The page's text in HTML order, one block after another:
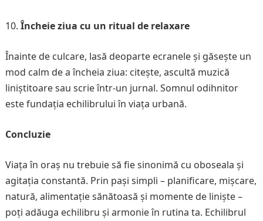
Încheie ziua cu un ritual de relaxare
Înainte de culcare, lasă deoparte ecranele și găsește un
mod calm de a încheia ziua: citește, ascultă muzică
liniștitoare sau scrie într-un jurnal. Somnul odihnitor
este fundația echilibrului în viața urbană.
Concluzie
Viața în oraș nu trebuie să fie sinonimă cu oboseala și
agitația constantă. Prin pași simpli – planificare, mișcare,
natură, alimentație sănătoasă și momente de liniște –
poți adăuga echilibru și armonie în rutina ta. Echilibrul